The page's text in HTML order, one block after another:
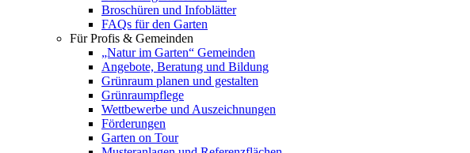
Broschüren und Infoblätter
FAQs für den Garten
Für Profis & Gemeinden
„Natur im Garten“ Gemeinden
Angebote, Beratung und Bildung
Grünraum planen und gestalten
Grünraumpflege
Wettbewerbe und Auszeichnungen
Förderungen
Garten on Tour